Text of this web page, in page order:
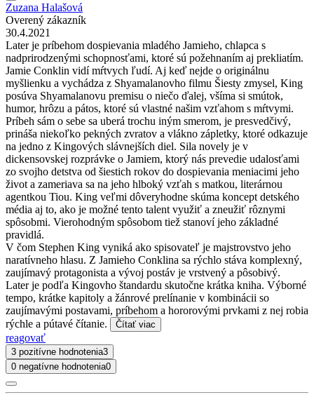
Zuzana Halašová
Overený zákazník
30.4.2021
Later je príbehom dospievania mladého Jamieho, chlapca s
nadprirodzenými schopnosťami, ktoré sú požehnaním aj prekliatím.
Jamie Conklin vidí mŕtvych ľudí. Aj keď nejde o originálnu
myšlienku a vychádza z Shyamalanovho filmu Šiesty zmysel, King
posúva Shyamalanovu premisu o niečo ďalej, všíma si smútok,
humor, hrôzu a pátos, ktoré sú vlastné našim vzťahom s mŕtvymi.
Príbeh sám o sebe sa uberá trochu iným smerom, je presvedčivý,
prináša niekoľko pekných zvratov a vlákno zápletky, ktoré odkazuje
na jedno z Kingových slávnejších diel. Sila novely je v
dickensovskej rozprávke o Jamiem, ktorý nás prevedie udalosťami
zo svojho detstva od šiestich rokov do dospievania meniacimi jeho
život a zameriava sa na jeho hlboký vzťah s matkou, literárnou
agentkou Tiou. King veľmi dôveryhodne skúma koncept detského
média aj to, ako je možné tento talent využiť a zneužiť rôznymi
spôsobmi. Vierohodným spôsobom tiež stanoví jeho základné
pravidlá.
V čom Stephen King vyniká ako spisovateľ je majstrovstvo jeho
naratívneho hlasu. Z Jamieho Conklina sa rýchlo stáva komplexný,
zaujímavý protagonista a vývoj postáv je vrstvený a pôsobivý.
Later je podľa Kingovho štandardu skutočne krátka kniha. Výborné
tempo, krátke kapitoly a žánrové prelínanie v kombinácii so
zaujímavými postavami, príbehom a hororovými prvkami z nej robia
rýchle a pútavé čítanie.
Čítať viac
reagovať
3 pozitívne hodnotenia3
0 negatívne hodnotenia0